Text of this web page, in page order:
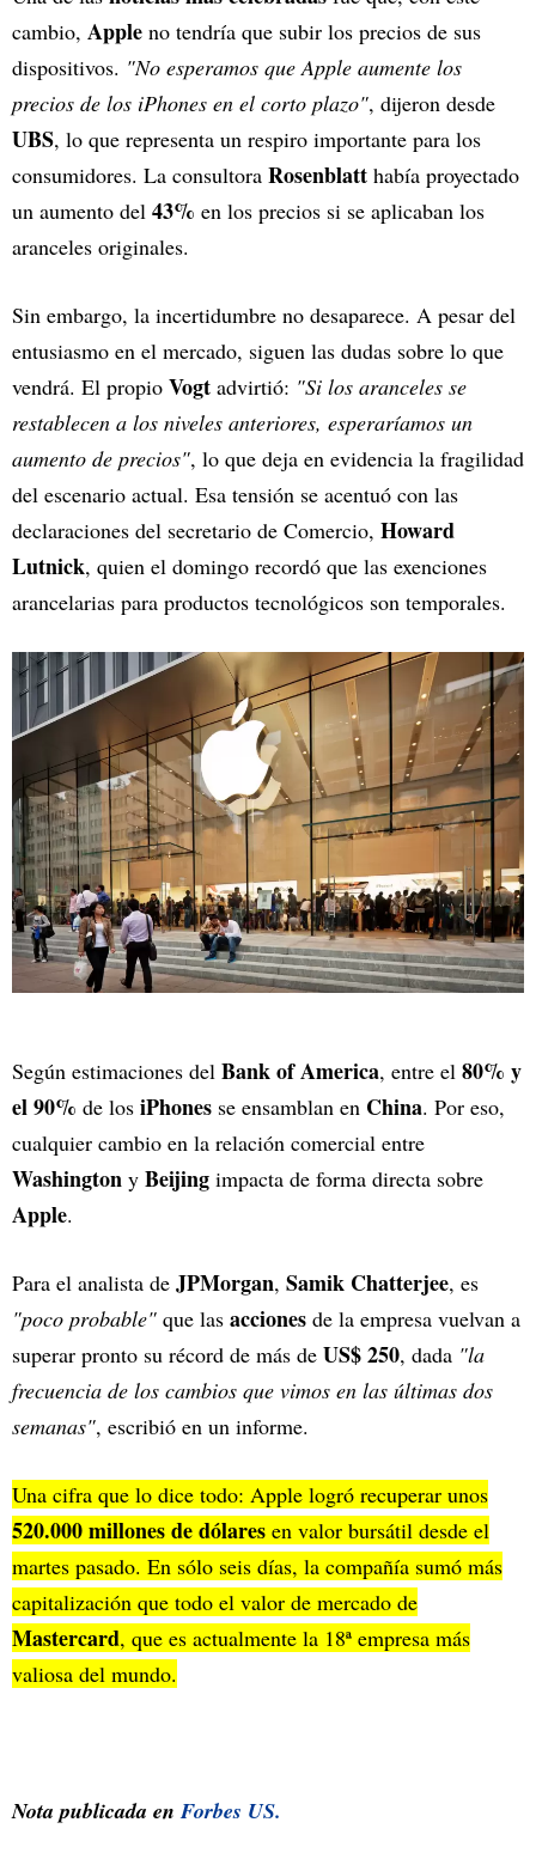
cambio, Apple no tendría que subir los precios de sus
dispositivos. "No esperamos que Apple aumente los
precios de los iPhones en el corto plazo", dijeron desde
UBS, lo que representa un respiro importante para los
consumidores. La consultora Rosenblatt había proyectado
un aumento del 43% en los precios si se aplicaban los
aranceles originales.
Sin embargo, la incertidumbre no desaparece. A pesar del
entusiasmo en el mercado, siguen las dudas sobre lo que
vendrá. El propio Vogt advirtió: "Si los aranceles se
restablecen a los niveles anteriores, esperaríamos un
aumento de precios", lo que deja en evidencia la fragilidad
del escenario actual. Esa tensión se acentuó con las
declaraciones del secretario de Comercio, Howard
Lutnick, quien el domingo recordó que las exenciones
arancelarias para productos tecnológicos son temporales.
Según estimaciones del Bank of America, entre el 80% y
el 90% de los iPhones se ensamblan en China. Por eso,
cualquier cambio en la relación comercial entre
Washington y Beijing impacta de forma directa sobre
Apple.
Para el analista de JPMorgan, Samik Chatterjee, es
"poco probable" que las acciones de la empresa vuelvan a
superar pronto su récord de más de US$ 250, dada "la
frecuencia de los cambios que vimos en las últimas dos
semanas", escribió en un informe.
Una cifra que lo dice todo: Apple logró recuperar unos
520.000 millones de dólares en valor bursátil desde el
martes pasado. En sólo seis días, la compañía sumó más
capitalización que todo el valor de mercado de
Mastercard, que es actualmente la 18ª empresa más
valiosa del mundo.
Nota publicada enForbes US.